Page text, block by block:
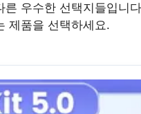
우수한 선택지들입니
제품을 선택하세요.